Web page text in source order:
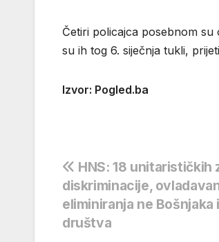
Četiri policajca posebnom
su ih tog 6. siječnja tukli,
Izvor: Pogled.ba
Navigacija
objava
HNS: 18
diskriminacije,
eliminiranja ne
društva